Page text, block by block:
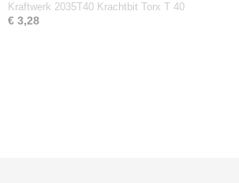
Kraftwerk 2035T40 Krachtbit Torx T 40
€ 3,28